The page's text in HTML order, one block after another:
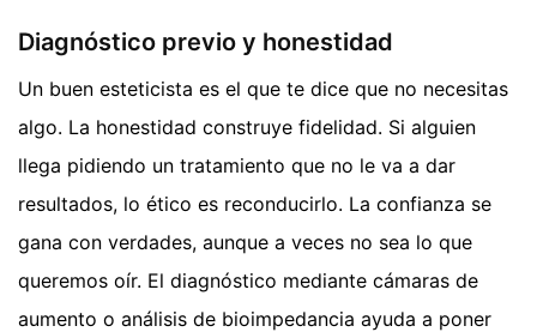
Diagnóstico previo y honestidad
Un buen esteticista es el que te dice que no necesitas
algo. La honestidad construye fidelidad. Si alguien
llega pidiendo un tratamiento que no le va a dar
resultados, lo ético es reconducirlo. La confianza se
gana con verdades, aunque a veces no sea lo que
queremos oír. El diagnóstico mediante cámaras de
aumento o análisis de bioimpedancia ayuda a poner